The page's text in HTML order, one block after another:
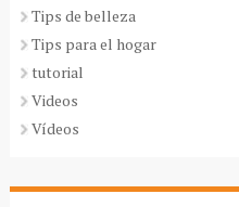
Tips de belleza
Tips para el hogar
tutorial
Videos
Vídeos